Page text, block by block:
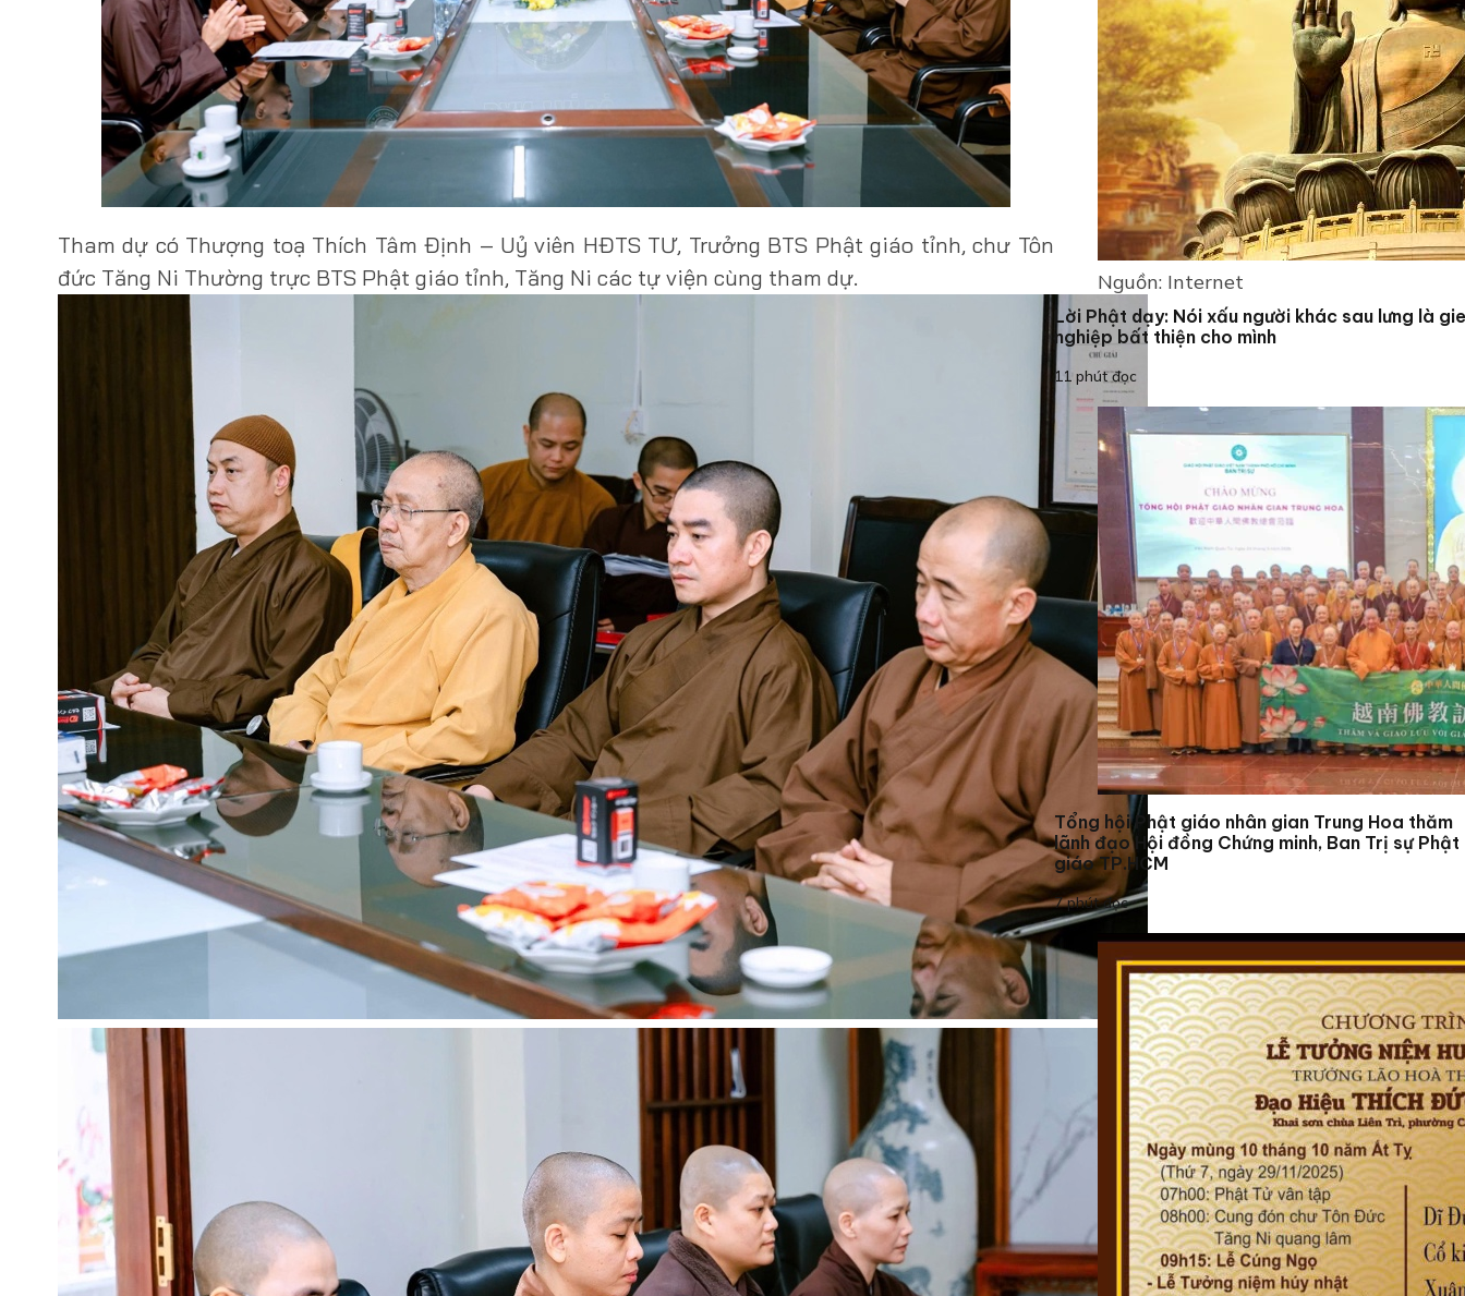
Tham dự có Thượng toạ Thích Tâm Định – Uỷ viên HĐTS TƯ, Trưởng BTS Phật giáo tỉnh, chư Tôn
đức Tăng Ni Thường trực BTS Phật giáo tỉnh, Tăng Ni các tự viện cùng tham dự.
Nguồn: Internet
Lời Phật dạy: Nói xấu người khác sau lưng là
nghiệp bất thiện cho mình
11 phút đọc
Tổng hội Phật giáo nhân gian Trung Hoa thăm
lãnh đạo Hội đồng Chứng minh, Ban Trị sự Phật
giáo TP.HCM
7 phút đọc